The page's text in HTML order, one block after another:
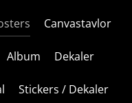
Canvastavlor
Album Dekaler
Stickers / Dekaler